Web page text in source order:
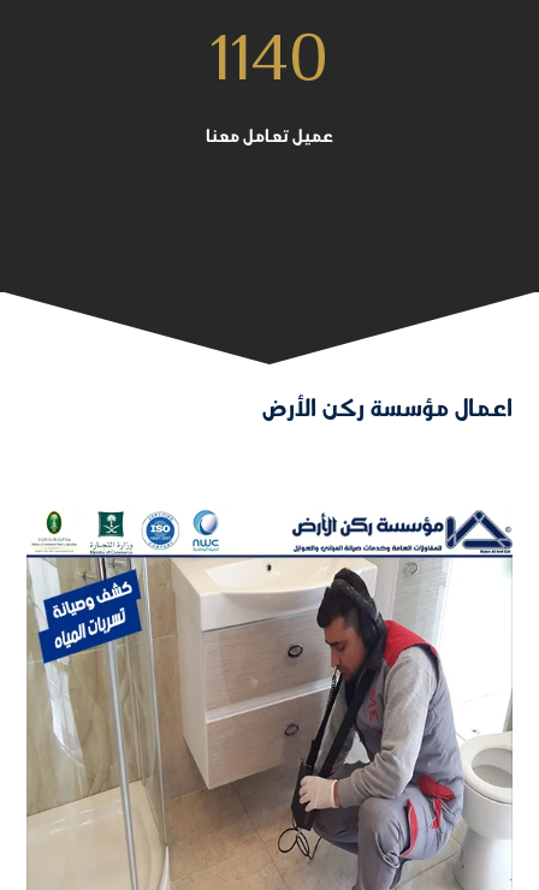
1140
عميل تعامل معنا
اعمال مؤسسة ركن الأرض